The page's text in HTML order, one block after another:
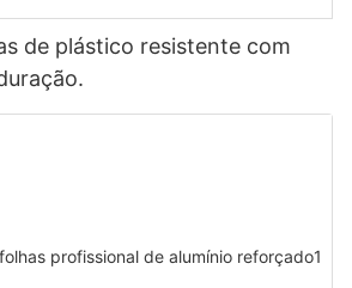
de plástico resistente com